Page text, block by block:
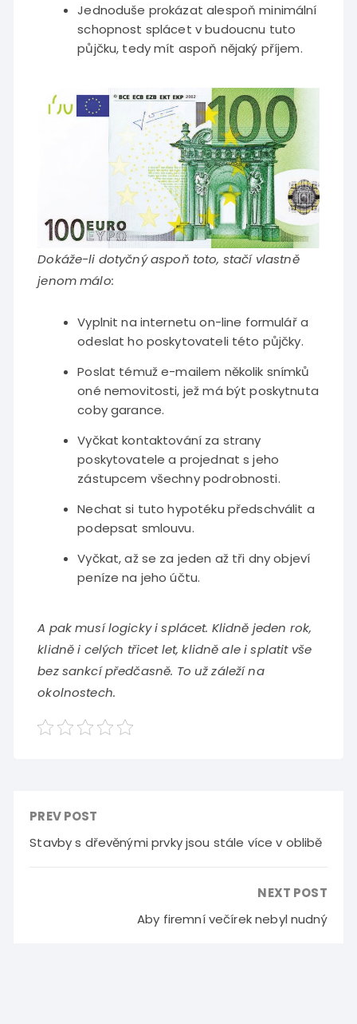
Jednoduše prokázat alespoň minimální
schopnost splácet v budoucnu tuto
půjčku, tedy mít aspoň nějaký příjem.
Dokáže-li dotyčný aspoň toto, stačí vlastně
jenom málo:
Vyplnit na internetu on-line formulář a
odeslat ho poskytovateli této půjčky.
Poslat témuž e-mailem několik snímků
oné nemovitosti, jež má být poskytnuta
coby garance.
Vyčkat kontaktování za strany
poskytovatele a projednat s jeho
zástupcem všechny podrobnosti.
Nechat si tuto hypotéku předschválit a
podepsat smlouvu.
Vyčkat, až se za jeden až tři dny objeví
peníze na jeho účtu.
A pak musí logicky i splácet. Klidně jeden rok,
klidně i celých třicet let, klidně ale i splatit vše
bez sankcí předčasně. To už záleží na
okolnostech.
PREV POST
Stavby s dřevěnými prvky jsou stále více v oblibě
NEXT POST
Aby firemní večírek nebyl nudný